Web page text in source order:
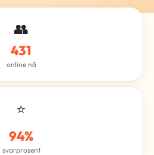
👥
431
online nå
⭐
94%
svarprosent